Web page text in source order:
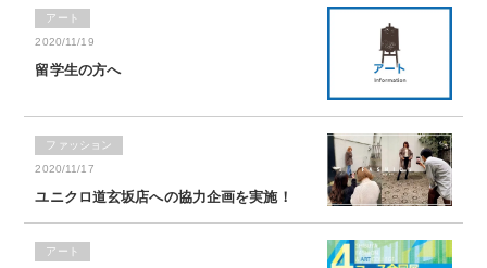
アート
2020/11/19
留学生の方へ
ファッション
2020/11/17
ユニクロ道玄坂店への協力企画を実施！
アート